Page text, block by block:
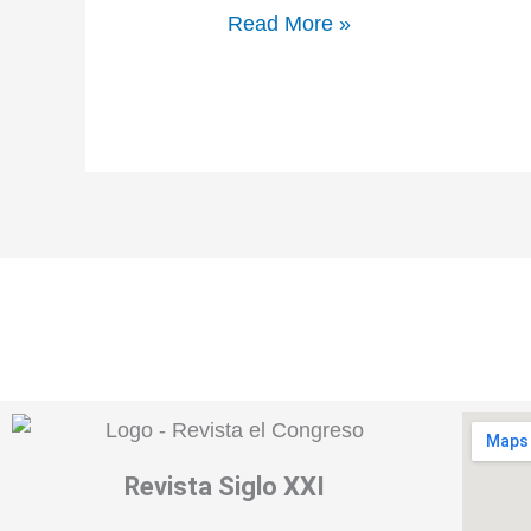
Read More »
Revista Siglo XXI